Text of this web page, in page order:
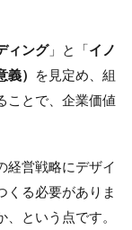
ィング」と「イノ
）
を見定め、組
ことで、企業価値
経営戦略にデザイ
くる必要がありま
という点です。